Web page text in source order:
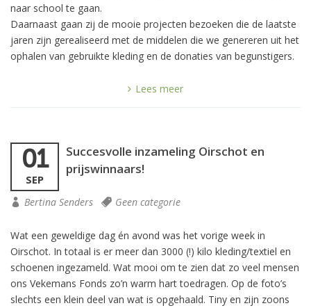
naar school te gaan.
Daarnaast gaan zij de mooie projecten bezoeken die de laatste
jaren zijn gerealiseerd met de middelen die we genereren uit het
ophalen van gebruikte kleding en de donaties van begunstigers.
Lees meer
01
SEP
Succesvolle inzameling Oirschot en
prijswinnaars!
Bertina Senders Geen categorie
Wat een geweldige dag én avond was het vorige week in
Oirschot. In totaal is er meer dan 3000 (!) kilo kleding/textiel en
schoenen ingezameld. Wat mooi om te zien dat zo veel mensen
ons Vekemans Fonds zo’n warm hart toedragen. Op de foto’s
slechts een klein deel van wat is opgehaald. Tiny en zijn zoons